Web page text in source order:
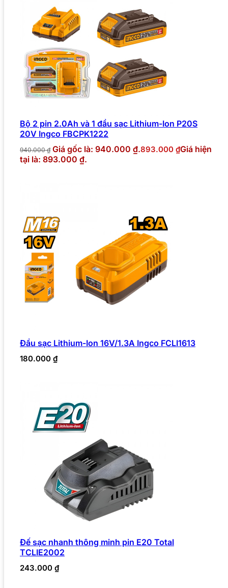
Bộ 2 pin 2.0Ah và 1 đầu sạc Lithium-Ion P20S
20V Ingco FBCPK1222
940.000₫ Giá gốc là: 940.000 ₫.893.000 ₫Giá hiện
tại là: 893.000 ₫.
Đầu sạc Lithium-Ion 16V/1.3A Ingco FCLI1613
180.000 ₫
Đế sạc nhanh thông minh pin E20 Total
TCLIE2002
243.000 ₫